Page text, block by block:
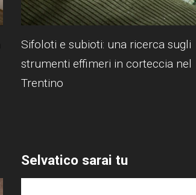
Sifoloti e subioti: una ricerca sugli
strumenti effimeri in corteccia nel
Trentino
Selvatico sarai tu